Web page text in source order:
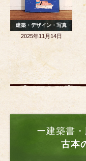
建築・デザイン・写真
2025年11月14日
ー建築書
古本